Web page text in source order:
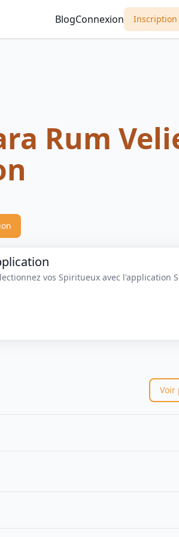
BlogConnexion Inscription
Rum
vos Spiritueux avec l'application
Voir